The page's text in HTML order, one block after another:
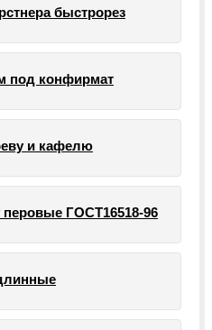
быстрорез
под конфирмат
и кафелю
ГОСТ16518-96